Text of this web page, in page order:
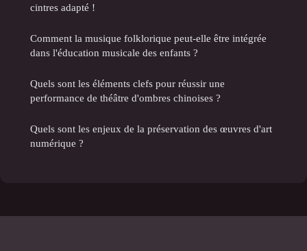
cintres adapté !
Comment la musique folklorique peut-elle être intégrée
dans l'éducation musicale des enfants ?
Quels sont les éléments clefs pour réussir une
performance de théâtre d'ombres chinoises ?
Quels sont les enjeux de la préservation des œuvres d'art
numérique ?